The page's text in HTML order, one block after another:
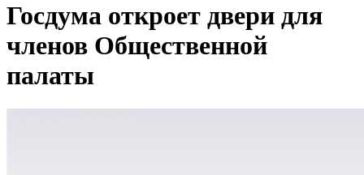
Госдума откроет двери для
членов Общественной
палаты